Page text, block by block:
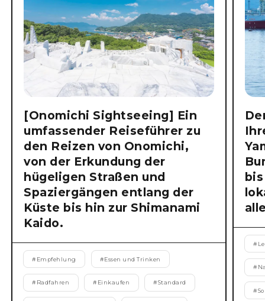
[Onomichi Sightseeing] Ein
umfassender Reiseführer zu
den Reizen von Onomichi,
von der Erkundung der
hügeligen Straßen und
Spaziergängen entlang der
Küste bis hin zur Shimanami
Kaido.
# Empfehlung #Essen und Trinken
# Radfahren # Einkaufen #Standard
#
#
#